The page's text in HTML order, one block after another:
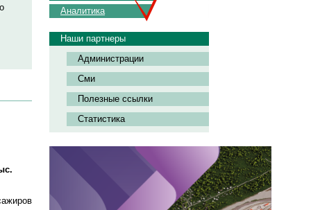
Аналитика
Наши партнеры
Администрации
Сми
Полезные ссылки
Статистика